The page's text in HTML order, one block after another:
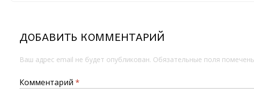
ДОБАВИТЬ КОММЕНТАРИЙ
Ваш адрес email не будет опубликован. Обязательные поля
Комментарий *